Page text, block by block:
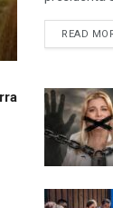
READ